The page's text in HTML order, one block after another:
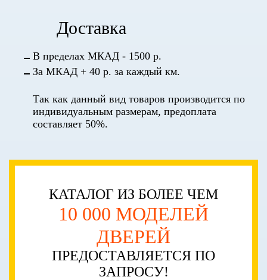
Доставка
В пределах МКАД - 1500 р.
За МКАД + 40 р. за каждый км.
Так как данный вид товаров производится по
индивидуальным размерам, предоплата
составляет 50%.
КАТАЛОГ ИЗ БОЛЕЕ ЧЕМ
10 000 МОДЕЛЕЙ
ДВЕРЕЙ
ПРЕДОСТАВЛЯЕТСЯ ПО
ЗАПРОСУ!